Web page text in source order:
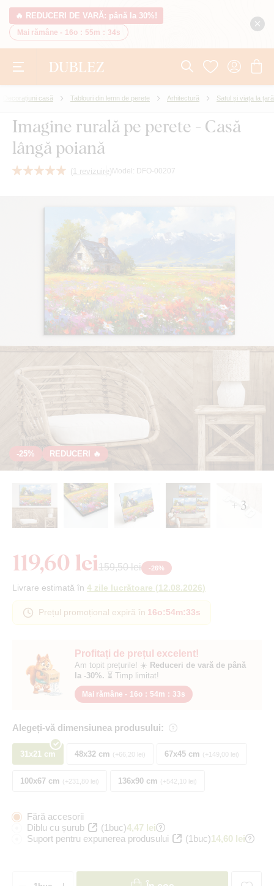
🔥 REDUCERI DE VARĂ: până la 30%!
Mai rămâne - 16o : 55m : 33s
Decorațiuni casă Tablouri din lemn de perete Arhitectură Satul și viața la țară
Imagine rurală pe perete - Casă
lângă poiană
( 1 revizuire) Model: DFO-00207
-25% REDUCERI 🔥
+ 3
Profitați de prețul excelent!
Am topit prețurile! ☀️ Reduceri de vară de până
la -30%. ⏳ Timp limitat!
Mai rămâne - 16o : 54m : 33s
Alegeți-vă dimensiunea produsului:
31x21 cm 48x32 cm +66,20 lei 67x45 cm +149,00 lei
100x67 cm +231,80 lei 136x90 cm +542,10 lei
119,60 lei159,50 lei -26%
Livrare estimată în 4 zile lucrătoare (12.08.2026)
Prețul promoțional expiră în 16o:54m:33s
Fără accesorii
Diblu cu șurub
(1buc)4,47 lei
Suport pentru expunerea produsului
(1buc)14,60 lei